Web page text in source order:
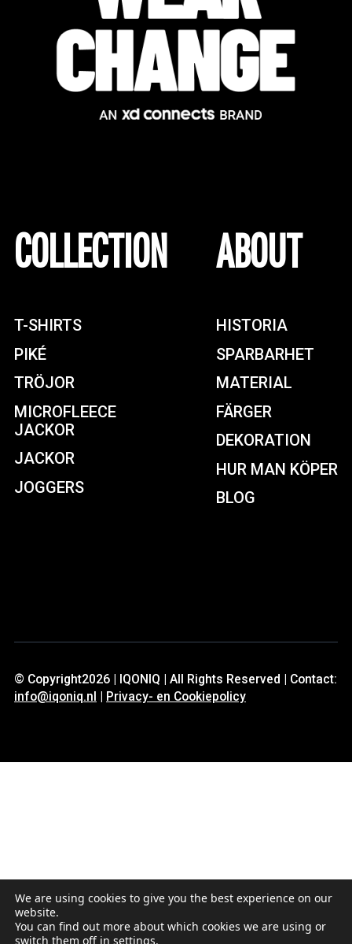
COLLECTION
T-SHIRTS
PIKÉ
TRÖJOR
MICROFLEECE
JACKOR
JACKOR
JOGGERS
ABOUT
HISTORIA
SPARBARHET
MATERIAL
FÄRGER
DEKORATION
HUR MAN KÖPER
BLOG
© Copyright2026 | IQONIQ | All Rights Reserved | Contact:
info@iqoniq.nl
Privacy- en Cookiepolicy
We are using cookies to give you the best experience on our
website.
You can find out more about which cookies we are using or
switch them off in settings.